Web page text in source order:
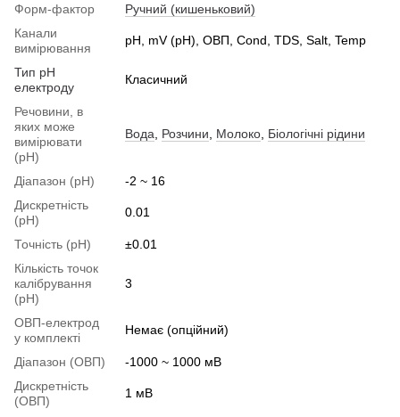
Форм-фактор
Ручний (кишеньковий)
Канали
вимірювання
pH, mV (pH), ОВП, Cond, TDS, Salt, Temp
Тип pH
електроду
Класичний
Речовини, в
яких може
вимірювати
(pH)
Вода Розчини Молоко Біологічні рідини
Діапазон (pH)
-2 ~ 16
Дискретність
(pH)
0.01
Точність (pH)
±0.01
Кількість точок
калібрування
(pH)
3
ОВП-електрод
у комплекті
Немає (опційний)
Діапазон (ОВП)
-1000 ~ 1000 мВ
Дискретність
(ОВП)
1 мВ